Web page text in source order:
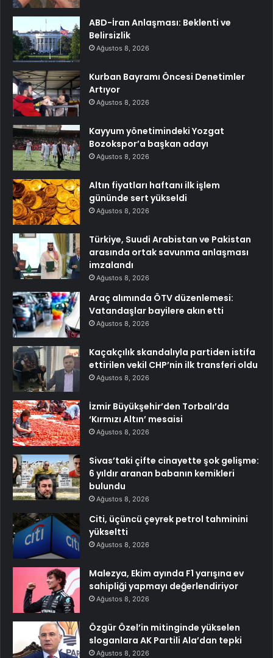
ABD-İran Anlaşması: Beklenti ve
Belirsizlik
Ağustos 8, 2026
Kurban Bayramı Öncesi Denetimler
Artıyor
Ağustos 8, 2026
Kayyum yönetimindeki Yozgat
Bozokspor’a başkan adayı
Ağustos 8, 2026
Altın fiyatları haftanı ilk işlem
gününde sert yükseldi
Ağustos 8, 2026
Türkiye, Suudi Arabistan ve Pakistan
arasında ortak savunma anlaşması
imzalandı
Ağustos 8, 2026
Araç alımında ÖTV düzenlemesi:
Vatandaşlar bayilere akın etti
Ağustos 8, 2026
Kaçakçılık skandalıyla partiden istifa
ettirilen vekil CHP’nin ilk transferi oldu
Ağustos 8, 2026
İzmir Büyükşehir’den Torbalı’da
‘Kırmızı Altın’ mesaisi
Ağustos 8, 2026
Sivas’taki çifte cinayette şok gelişme:
6 yıldır aranan babanın kemikleri
bulundu
Ağustos 8, 2026
Citi, üçüncü çeyrek petrol tahminini
yükseltti
Ağustos 8, 2026
Malezya, Ekim ayında F1 yarışına ev
sahipliği yapmayı değerlendiriyor
Ağustos 8, 2026
Özgür Özel’in mitinginde yükselen
sloganlara AK Partili Ala’dan tepki
Ağustos 8, 2026